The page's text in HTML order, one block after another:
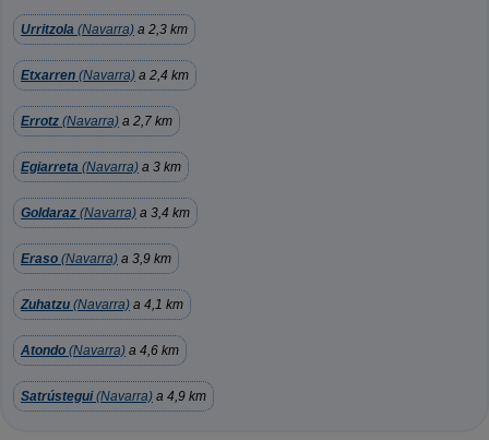
Urritzola (Navarra) a 2,3 km
Etxarren (Navarra) a 2,4 km
Errotz (Navarra) a 2,7 km
Egiarreta (Navarra) a 3 km
Goldaraz (Navarra) a 3,4 km
Eraso (Navarra) a 3,9 km
Zuhatzu (Navarra) a 4,1 km
Atondo (Navarra) a 4,6 km
Satrústegui(Navarra) a 4,9 km